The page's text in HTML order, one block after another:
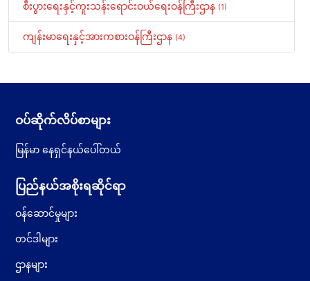
စီးပွားရေးနှင့်ကူးသန်းရောင်းဝယ်ရေးဝန်ကြီးဌာန (1)
ကျန်းမာရေးနှင့်အားကစားဝန်ကြီးဌာန (4)
ဝပ်ဆိုက်လိပ်စာများ
မြန်မာ နေရှင်နယ်ပေါ်တယ်
ပြည်နယ်အစိုးရဆိုင်ရာ
ဝန်ဆောင်မှုများ
တင်ဒါများ
ဌာနများ